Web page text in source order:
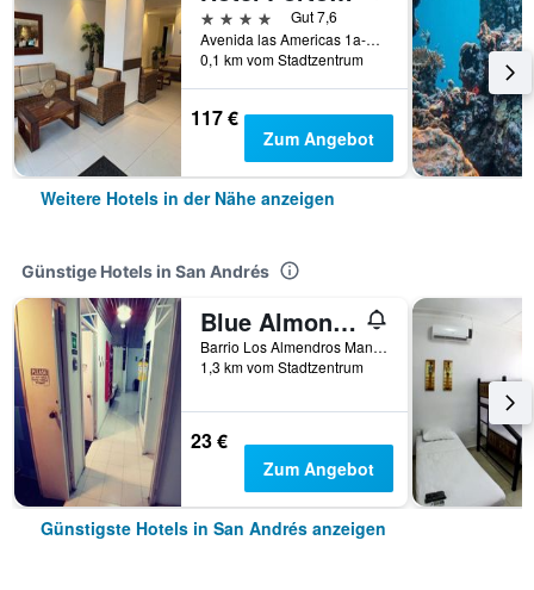
4 Sterne
Gut 7,6
Avenida las Americas 1a-101, San Andrés, Kolumbien
0,1 km vom Stadtzentrum
117 €
Zum Angebot
Weitere Hotels in der Nähe anzeigen
Günstige Hotels in San Andrés
Blue Almond Hostel San Andres
Barrio Los Almendros Manzana 4 Casa 3, San Andrés, Kolumbien
1,3 km vom Stadtzentrum
23 €
Zum Angebot
Günstigste Hotels in San Andrés anzeigen